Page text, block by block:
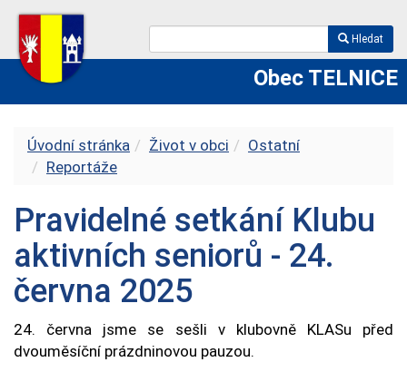
Hledat
Obec TELNICE
Úvodní stránka Život v obci
Ostatní
Reportáže
Pravidelné setkání Klubu
aktivních seniorů - 24.
června 2025
24. června jsme se sešli v klubovně KLASu před
dvouměsíční prázdninovou pauzou.